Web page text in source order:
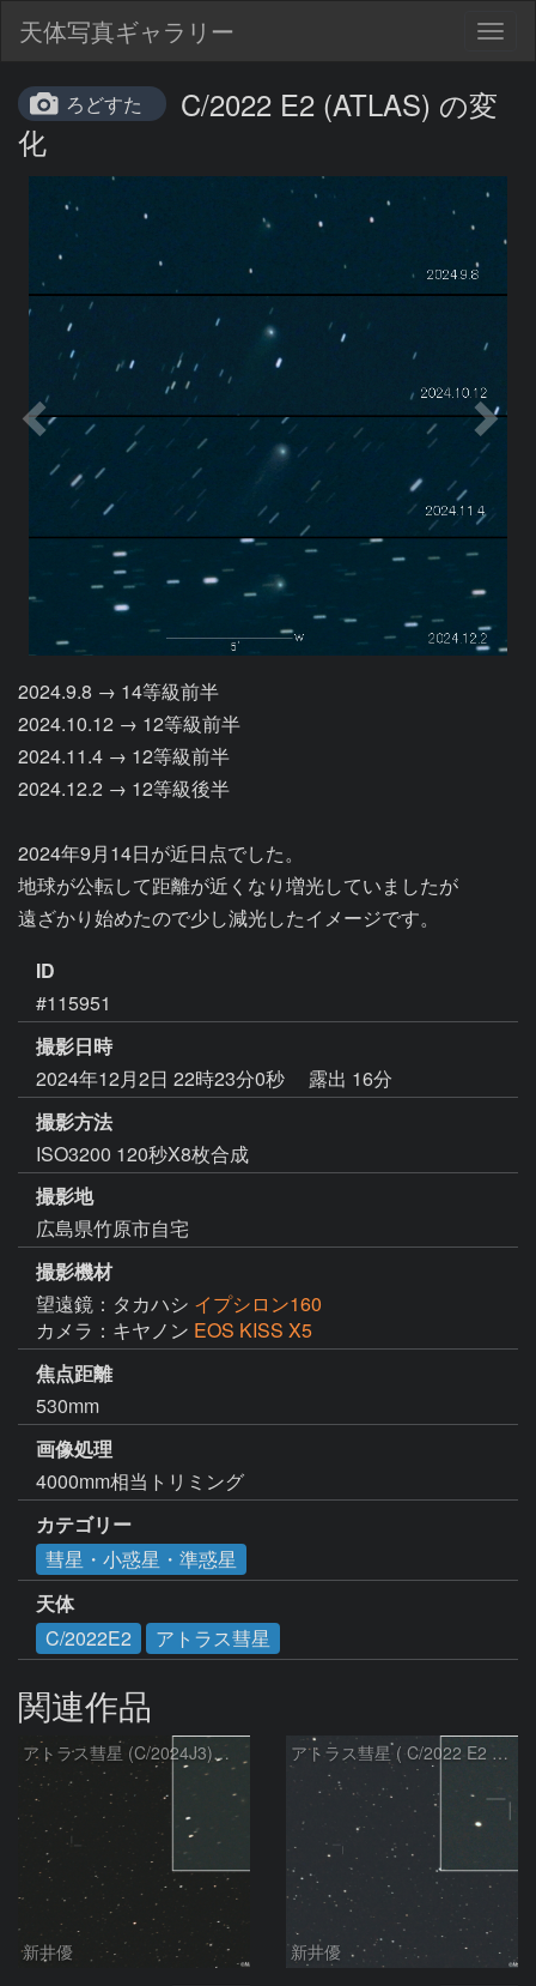
天体写真ギャラリー
ろどすた
C/2022 E2 (ATLAS) の変
化
2024.9.8 → 14等級前半
2024.10.12 → 12等級前半
2024.11.4 → 12等級前半
2024.12.2 → 12等級後半
2024年9月14日が近日点でした。
地球が公転して距離が近くなり増光していましたが
遠ざかり始めたので少し減光したイメージです。
ID
#115951
撮影日時
2024年12月2日 22時23分0秒
露出 16分
撮影方法
ISO3200 120秒X8枚合成
撮影地
広島県竹原市自宅
撮影機材
望遠鏡：タカハシ イプシロン160
カメラ：キヤノン EOS KISS X5
焦点距離
530mm
画像処理
4000mm相当トリミング
カテゴリー
彗星・小惑星・準惑星
天体
C/2022E2
アトラス彗星
関連作品
アトラス彗星 (C/2024J3)：2026/08/05
新井優
アトラス彗星 ( C/2022 E2 )：2026/07/27
新井優